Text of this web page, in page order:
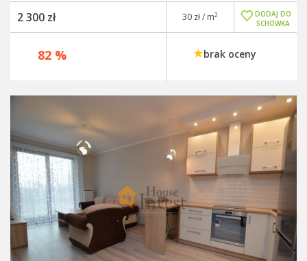
2 300 zł
DODAJ DO
SCHOWKA
30 zł / m2
82 % brak oceny